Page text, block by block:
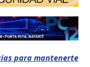
para mantenerte